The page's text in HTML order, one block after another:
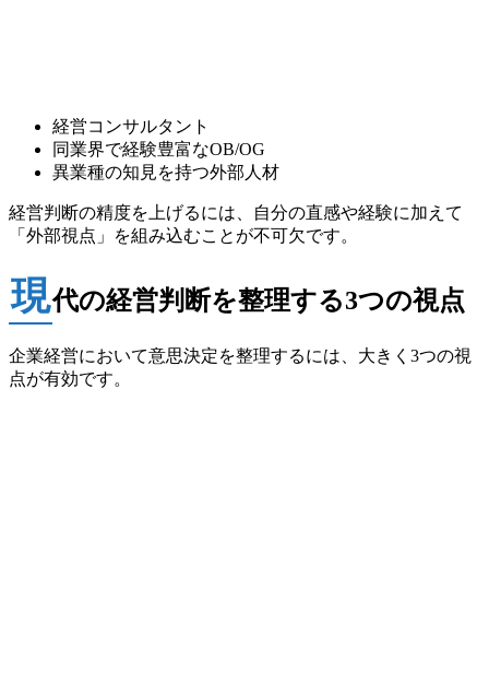
経営コンサルタント
同業界で経験豊富なOB/OG
異業種の知見を持つ外部人材
経営判断の精度を上げるには、自分の直感や経験に加えて
「外部視点」を組み込むことが不可欠です。
現代の経営判断を整理する3つの視点
企業経営において意思決定を整理するには、大きく3つの視
点が有効です。